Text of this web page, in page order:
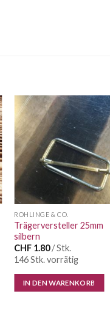
Auf die
Wunschliste
ROHLINGE & CO.
Trägerversteller 25mm
silbern
CHF 1.80/ Stk.
146 Stk. vorrätig
IN DEN WARENKORB